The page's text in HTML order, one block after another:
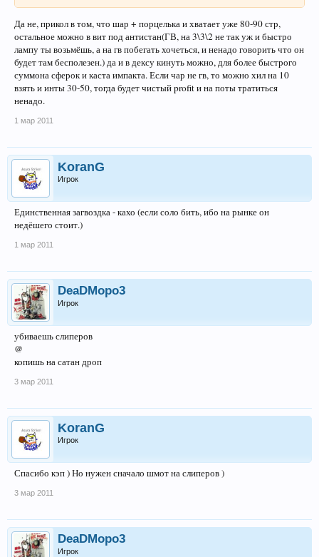
Да не, прикол в том, что шар + порцелька и хватает уже 80-90 стр,
остальное можно в вит под антистан(ГВ, на 3\3\2 не так уж и быстро
лампу ты возьмёшь, а на гв побегать хочеться, и ненадо говорить что он
будет там бесполезен.) да и в дексу кинуть можно, для более быстрого
суммона сферок и каста импакта. Если чар не гв, то можно хил на 10
взять и инты 30-50, тогда будет чистый profit и на поты тратиться
ненадо.
1 мар 2011
KoranG
Игрок
Единственная загвоздка - кахо (если соло бить, ибо на рынке он
недёшего стоит.)
1 мар 2011
DeaDMopo3
Игрок
убиваешь слиперов
@
копишь на сатан дроп
3 мар 2011
KoranG
Игрок
Спасибо кэп ) Но нужен сначало шмот на слиперов )
3 мар 2011
DeaDMopo3
Игрок